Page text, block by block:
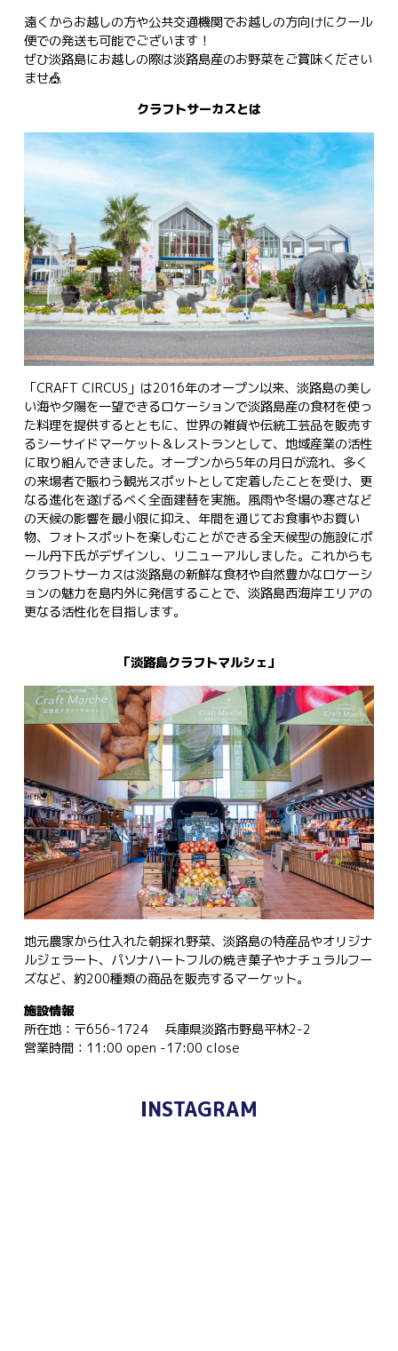
遠くからお越しの方や公共交通機関でお越しの方向けにクール
便での発送も可能でございます！
ぜひ淡路島にお越しの際は淡路島産のお野菜をご賞味ください
ませ🎪
クラフトサーカスとは
「CRAFT CIRCUS」は2016年のオープン以来、淡路島の美し
い海や夕陽を一望できるロケーションで淡路島産の食材を使っ
た料理を提供するとともに、世界の雑貨や伝統工芸品を販売す
るシーサイドマーケット＆レストランとして、地域産業の活性
に取り組んできました。オープンから5年の月日が流れ、多く
の来場者で賑わう観光スポットとして定着したことを受け、更
なる進化を遂げるべく全面建替を実施。風雨や冬場の寒さなど
の天候の影響を最小限に抑え、年間を通じてお食事やお買い
物、フォトスポットを楽しむことができる全天候型の施設にポ
ール丹下氏がデザインし、リニューアルしました。これからも
クラフトサーカスは淡路島の新鮮な食材や自然豊かなロケーシ
ョンの魅力を島内外に発信することで、淡路島西海岸エリアの
更なる活性化を目指します。
「淡路島クラフトマルシェ」
地元農家から仕入れた朝採れ野菜、淡路島の特産品やオリジナ
ルジェラート、パソナハートフルの焼き菓子やナチュラルフー
ズなど、約200種類の商品を販売するマーケット。
施設情報
所在地：〒656-1724 兵庫県淡路市野島平林2-2
営業時間：11:00 open -17:00 close
INSTAGRAM